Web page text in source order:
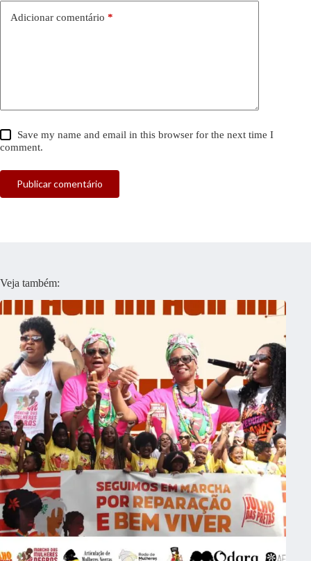
Adicionar comentário *
Save my name and email in this browser for the next time I
comment.
Publicar comentário
Veja também: